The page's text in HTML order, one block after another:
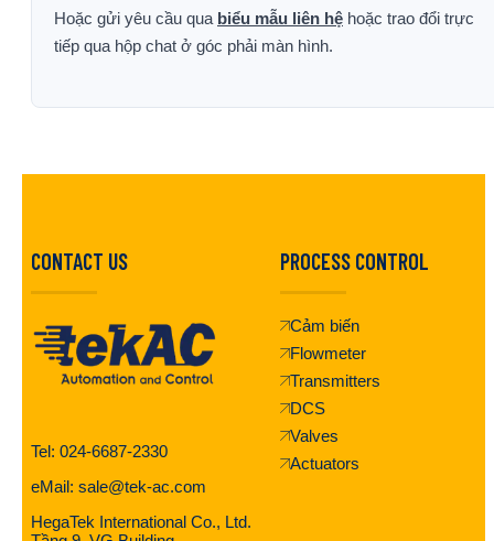
Hoặc gửi yêu cầu qua biểu mẫu liên hệ hoặc trao đổi trực
tiếp qua hộp chat ở góc phải màn hình.
CONTACT US
Tel: 024-6687-2330
eMail: sale@tek-ac.com
HegaTek International Co., Ltd.
PROCESS CONTROL
Cảm biến
Flowmeter
Transmitters
DCS
Valves
Actuators